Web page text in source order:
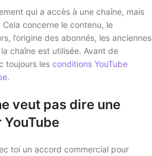
qui a accès à une chaîne, mais
concerne le contenu, le
l’origine des abonnés, les anciennes
chaîne est utilisée. Avant de
toujours les conditions YouTube
.
veut pas dire une
toi un accord commercial pour